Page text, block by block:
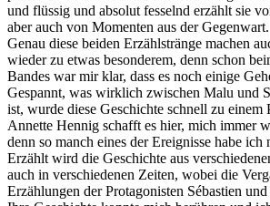
und flüssig und absolut fesselnd erzählt sie
aber auch von Momenten aus der Gegenwart.
Genau diese beiden Erzählstränge machen
wieder zu etwas besonderem, denn schon
Bandes war mir klar, dass es noch einige
Gespannt, was wirklich zwischen Malu und
ist, wurde diese Geschichte schnell zu einem
Annette Hennig schafft es hier, mich immer
denn so manch eines der Ereignisse habe ich
Erzählt wird die Geschichte aus
auch in verschiedenen Zeiten, wobei die
Erzählungen der Protagonisten Sébastien